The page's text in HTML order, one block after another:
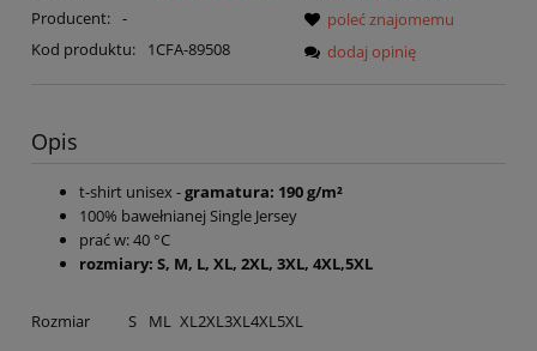
Producent: -
Kod produktu:
1CFA-89508
poleć znajomemu
dodaj opinię
Opis
t-shirt unisex -gramatura: 190 g/m²
100% bawełnianej Single Jersey
prać w: 40 °C
rozmiary: S, M, L, XL, 2XL, 3XL, 4XL,5XL
Rozmiar S ML XL2XL3XL4XL5XL